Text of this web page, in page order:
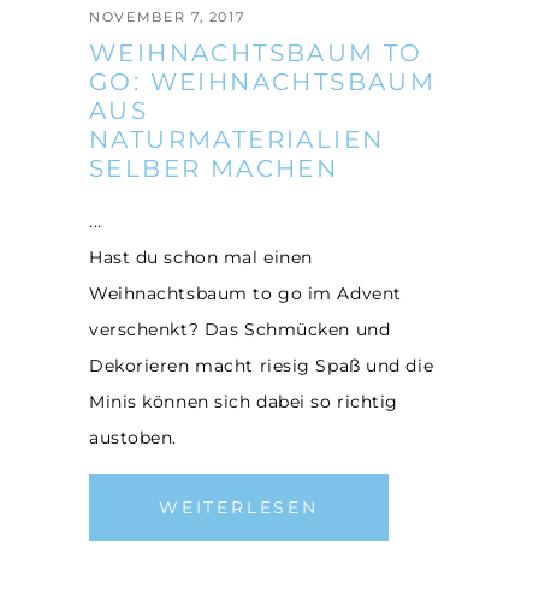
NOVEMBER 7, 2017
WEIHNACHTSBAUM TO
GO: WEIHNACHTSBAUM
AUS
NATURMATERIALIEN
SELBER MACHEN
Hast du schon mal einen
Weihnachtsbaum to go im Advent
verschenkt? Das Schmücken und
Dekorieren macht riesig Spaß und die
Minis können sich dabei so richtig
austoben.
WEITERLESEN